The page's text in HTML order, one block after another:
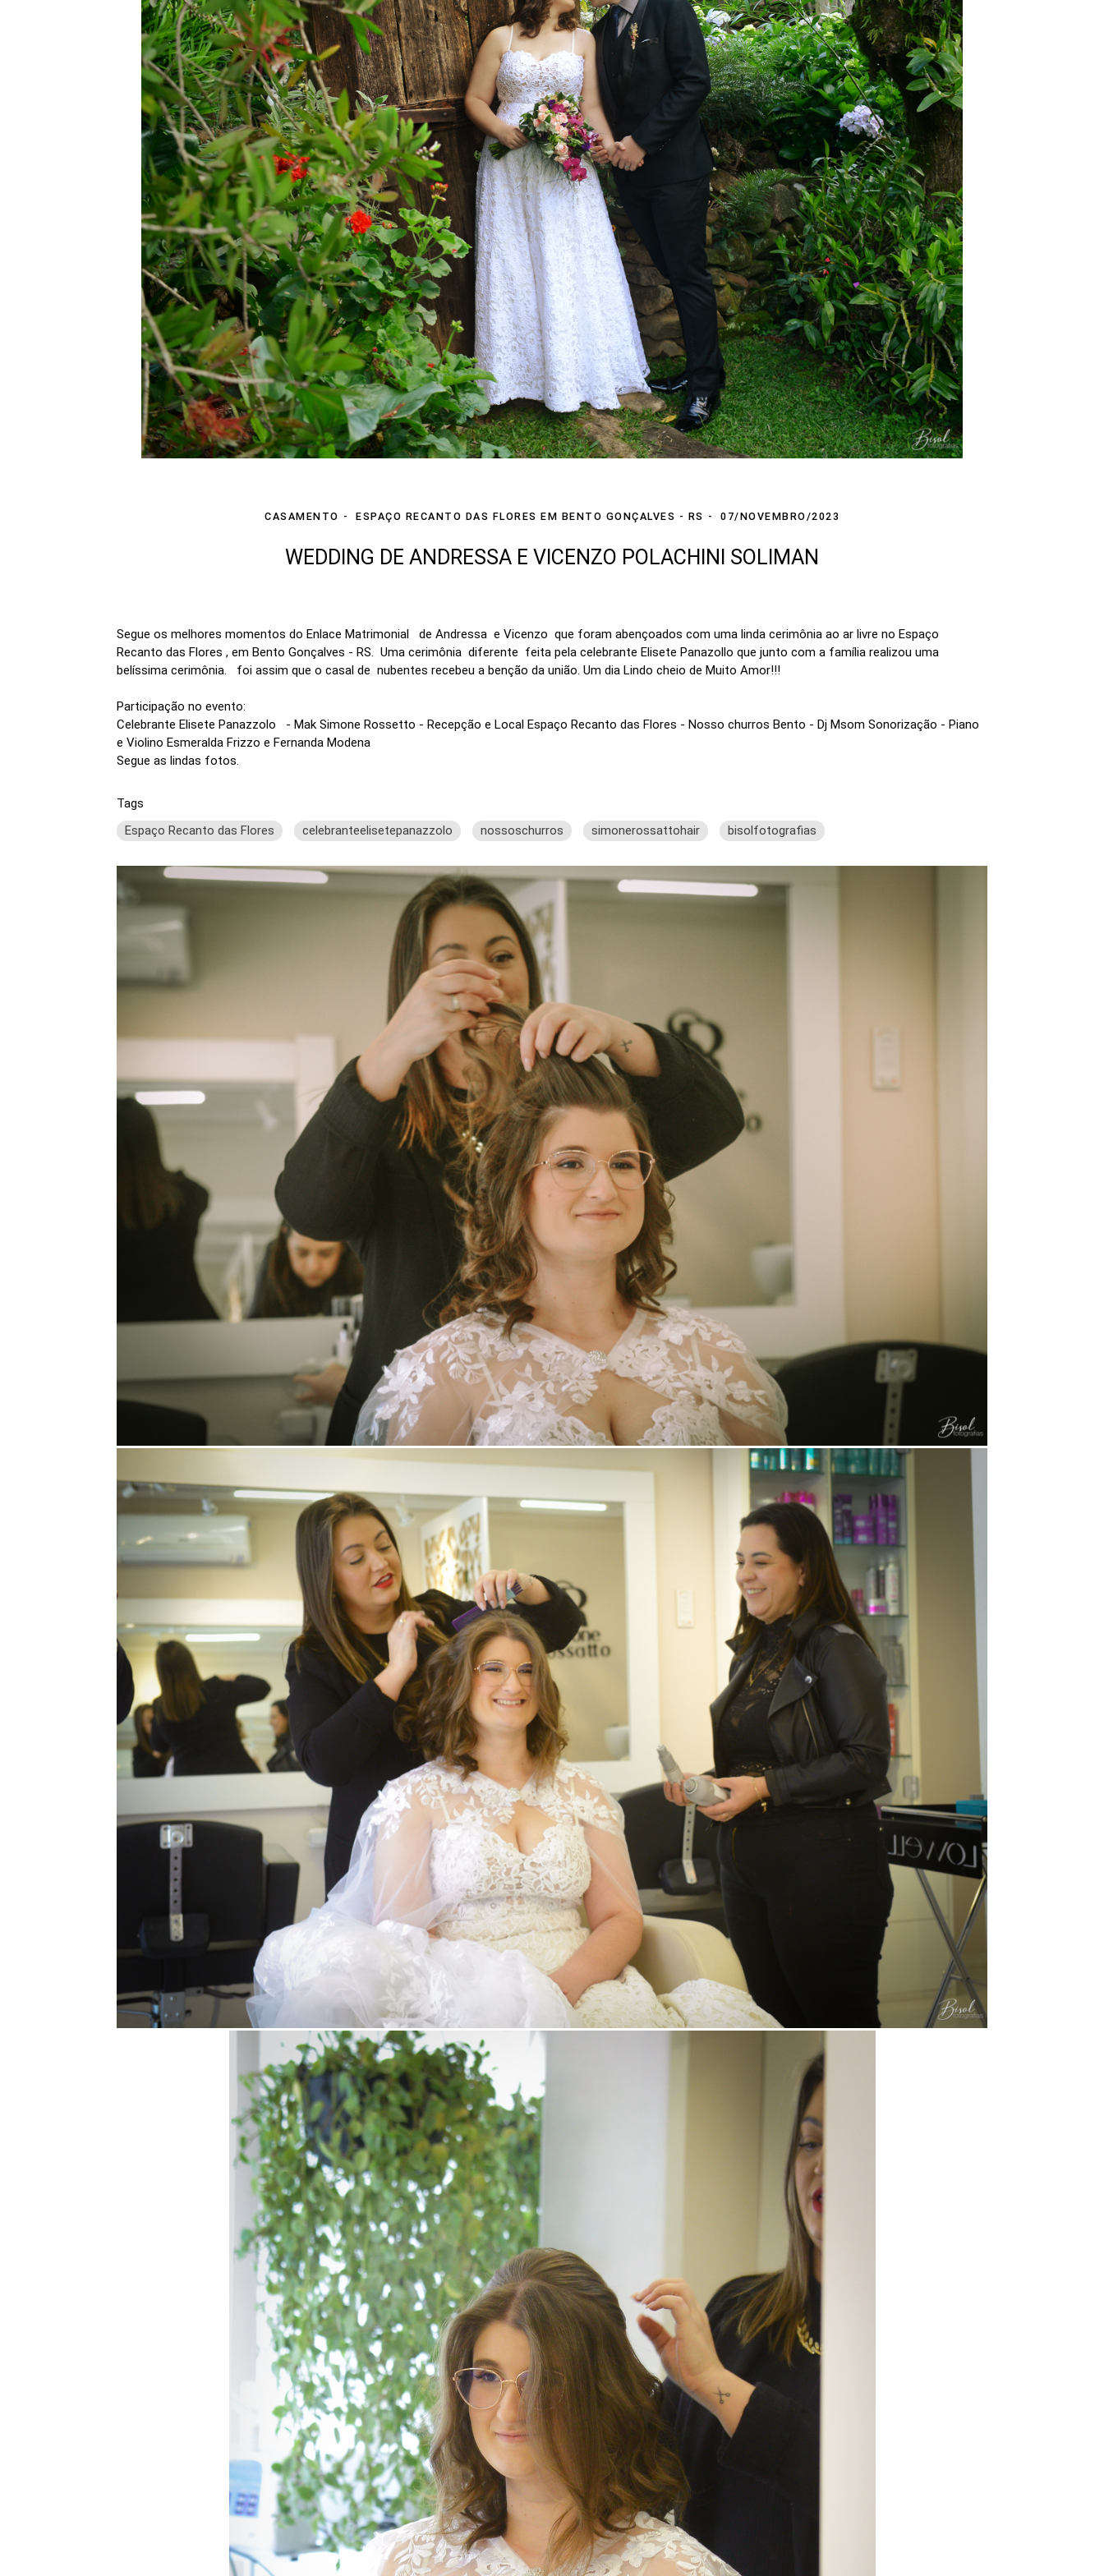
CASAMENTO ESPAÇO RECANTO DAS FLORES EM BENTO GONÇALVES - RS 07/NOVEMBRO/2023
WEDDING DE ANDRESSA E VICENZO POLACHINI SOLIMAN
Segue os melhores momentos do Enlace Matrimonial de Andressa e Vicenzo que foram abençoados com uma linda cerimônia ao ar livre no Espaço
Recanto das Flores , em Bento Gonçalves - RS. Uma cerimônia diferente feita pela celebrante Elisete Panazollo que junto com a família realizou uma
belíssima cerimônia. foi assim que o casal de nubentes recebeu a benção da união. Um dia Lindo cheio de Muito Amor!!!
Participação no evento:
Celebrante Elisete Panazzolo - Mak Simone Rossetto - Recepção e Local Espaço Recanto das Flores - Nosso churros Bento - Dj Msom Sonorização - Piano
e Violino Esmeralda Frizzo e Fernanda Modena
Segue as lindas fotos.
Tags
Espaço Recanto das Flores
celebranteelisetepanazzolo nossoschurros simonerossattohair bisolfotografias